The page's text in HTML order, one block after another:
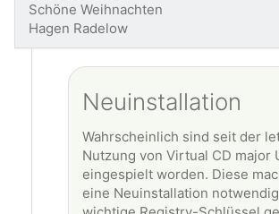
Schöne Weihnachten
Hagen Radelow
Neuinstallation
Wahrscheinlich sind seit der
Nutzung von Virtual CD major
eingespielt worden. Diese
eine Neuinstallation